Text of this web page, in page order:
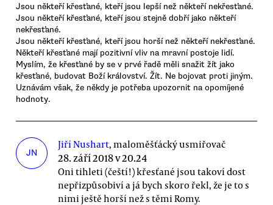
Jsou někteří křesťané, kteří jsou lepší než někteří nekřesťané.
Jsou někteří křesťané, kteří jsou stejně dobří jako někteří
nekřesťané.
Jsou někteří křesťané, kteří jsou horší než někteří nekřesťané.
Někteří křesťané mají pozitivní vliv na mravní postoje lidí.
Myslím, že křesťané by se v prvé řadě měli snažit žít jako
křesťané, budovat Boží království. Žít. Ne bojovat proti jiným.
Uznávám však, že někdy je potřeba upozornit na opomíjené
hodnoty.
JN
Jiří Nushart, maloměšťácký usmiřovač
28. září 2018 v 20.24
Oni tihleti (čeští!) křesťané jsou takoví dost
nepřizpůsobiví a já bych skoro řekl, že je to s
nimi ještě horší než s těmi Romy.